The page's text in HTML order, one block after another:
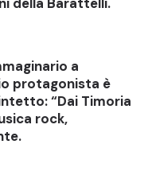
a
protagonista è
“Dai Timoria
rock,